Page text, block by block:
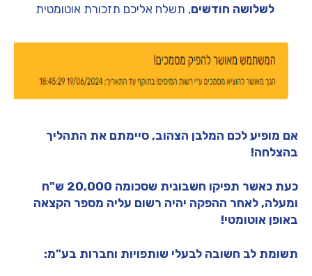
לשלושה חודשים, תשלח אליכם תזכורת אוטומטית
אם מופיע לכם המלבן הצהוב, סיימתם את התהליך
בהצלחה!
כעת כאשר תפיקו חשבונית שסכומה 20,000 ש"ח
ומעלה, לאחר ההפקה יהיה רשום עליה מספר הקצאה
באופן אוטומטי!
תשומת לב חשובה לבעלי שותפויות וחברות בע"מ: